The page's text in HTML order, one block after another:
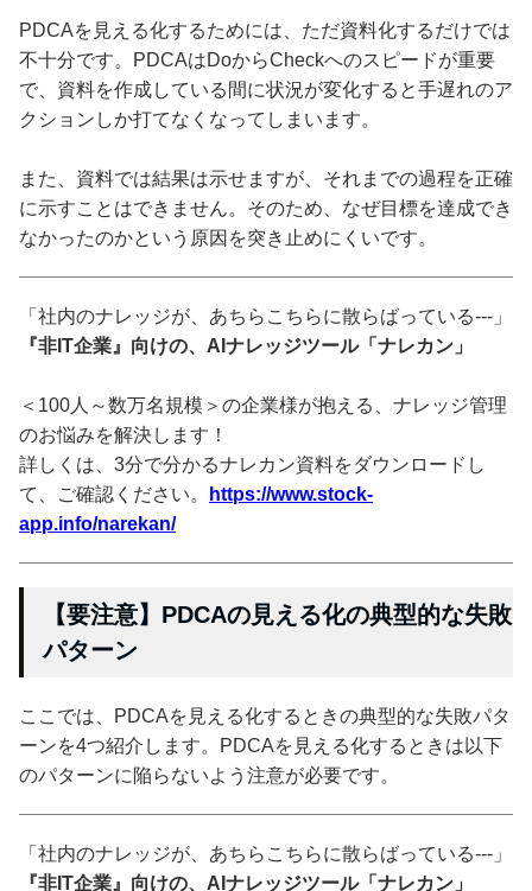
PDCAを見える化するためには、ただ資料化するだけでは
不十分です。PDCAはDoからCheckへのスピードが重要
で、資料を作成している間に状況が変化すると手遅れのア
クションしか打てなくなってしまいます。
また、資料では結果は示せますが、それまでの過程を正確
に示すことはできません。そのため、なぜ目標を達成でき
なかったのかという原因を突き止めにくいです。
「社内のナレッジが、あちらこちらに散らばっている---」
『非IT企業』向けの、AIナレッジツール「ナレカン」
＜100人～数万名規模＞の企業様が抱える、ナレッジ管理
のお悩みを解決します！
詳しくは、3分で分かるナレカン資料をダウンロードし
て、ご確認ください。
https://www.stock-
app.info/narekan/
【要注意】PDCAの見える化の典型的な失敗
パターン
ここでは、PDCAを見える化するときの典型的な失敗パタ
ーンを4つ紹介します。PDCAを見える化するときは以下
のパターンに陥らないよう注意が必要です。
「社内のナレッジが、あちらこちらに散らばっている---」
『非IT企業』向けの、AIナレッジツール「ナレカン」